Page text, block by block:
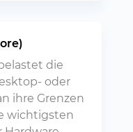
die
oder
ihre Grenzen
wichtigsten